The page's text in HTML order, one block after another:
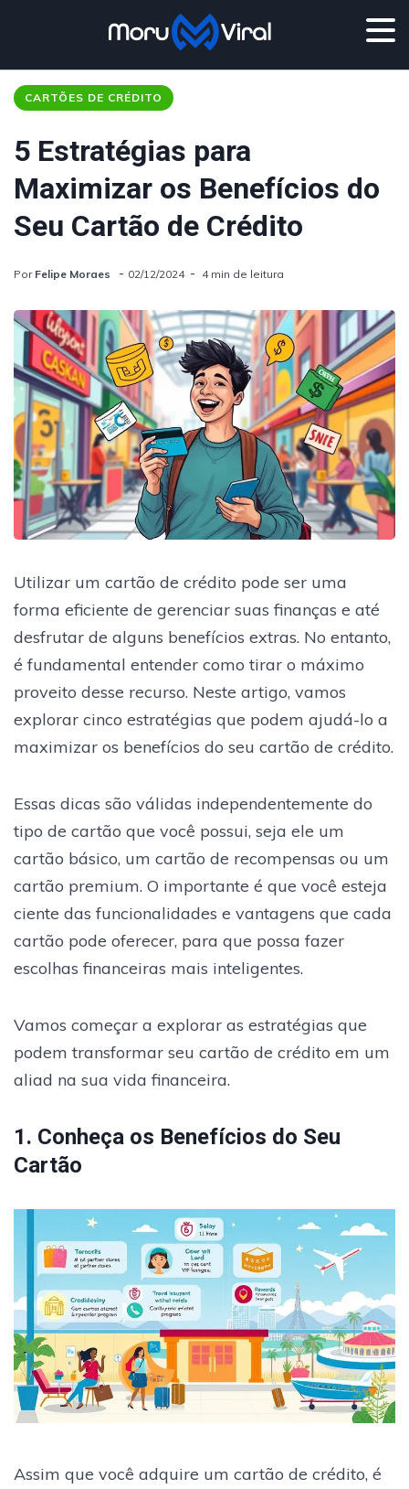
CARTÕES DE CRÉDITO
5 Estratégias para
Maximizar os Benefícios do
Seu Cartão de Crédito
Por Felipe Moraes 02/12/2024 4 min de leitura
Utilizar um cartão de crédito pode ser uma
forma eficiente de gerenciar suas finanças e até
desfrutar de alguns benefícios extras. No entanto,
é fundamental entender como tirar o máximo
proveito desse recurso. Neste artigo, vamos
explorar cinco estratégias que podem ajudá-lo a
maximizar os benefícios do seu cartão de crédito.
Essas dicas são válidas independentemente do
tipo de cartão que você possui, seja ele um
cartão básico, um cartão de recompensas ou um
cartão premium. O importante é que você esteja
ciente das funcionalidades e vantagens que cada
cartão pode oferecer, para que possa fazer
escolhas financeiras mais inteligentes.
Vamos começar a explorar as estratégias que
podem transformar seu cartão de crédito em um
aliad na sua vida financeira.
1. Conheça os Benefícios do Seu
Cartão
Assim que você adquire um cartão de crédito, é